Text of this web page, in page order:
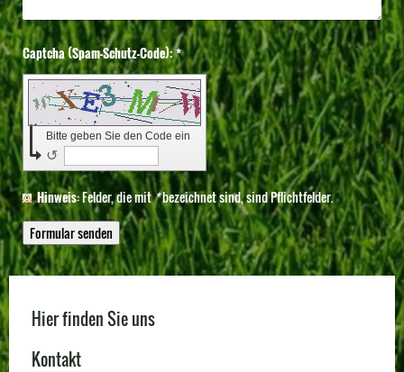
Captcha (Spam-Schutz-Code): *
Bitte geben Sie den Code ein
↺
Hinweis : Felder, die mit*bezeichnet sind, sind Pflichtfelder.
Hier finden Sie uns
Kontakt